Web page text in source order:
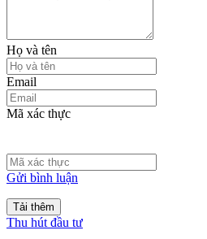
Họ và tên
Email
Mã xác thực
Gửi bình luận
Tải thêm
Thu hút đầu tư